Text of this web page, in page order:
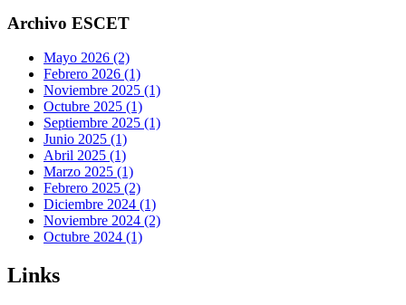
Archivo ESCET
Mayo 2026 (2)
Febrero 2026 (1)
Noviembre 2025 (1)
Octubre 2025 (1)
Septiembre 2025 (1)
Junio 2025 (1)
Abril 2025 (1)
Marzo 2025 (1)
Febrero 2025 (2)
Diciembre 2024 (1)
Noviembre 2024 (2)
Octubre 2024 (1)
Links